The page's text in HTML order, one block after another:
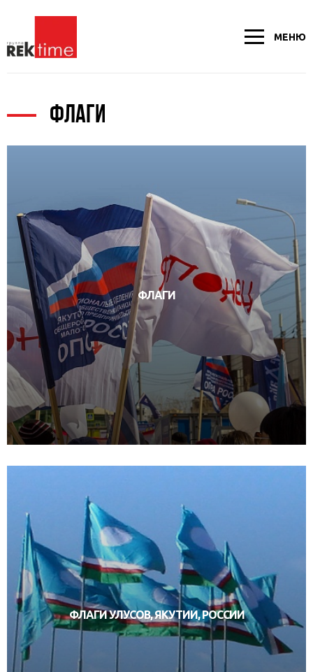
МЕНЮ
ФЛАГИ
ФЛАГИ
ФЛАГИ УЛУСОВ, ЯКУТИИ, РОССИИ